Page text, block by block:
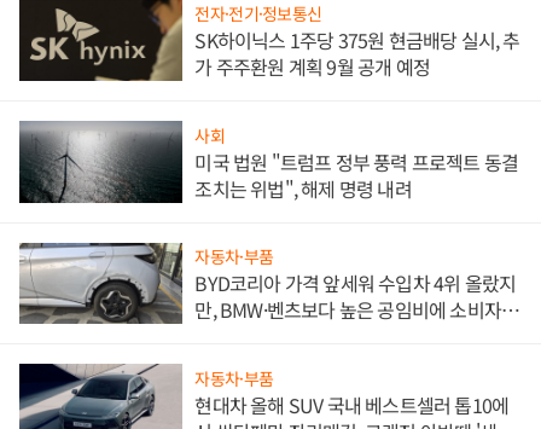
전자·전기·정보통신
SK하이닉스 1주당 375원 현금배당 실시, 추
가 주주환원 계획 9월 공개 예정
사회
미국 법원 "트럼프 정부 풍력 프로젝트 동결
조치는 위법", 해제 명령 내려
자동차·부품
BYD코리아 가격 앞세워 수입차 4위 올랐지
만, BMW·벤츠보다 높은 공임비에 소비자
자동차·부품
현대차 올해 SUV 국내 베스트셀러 톱10에